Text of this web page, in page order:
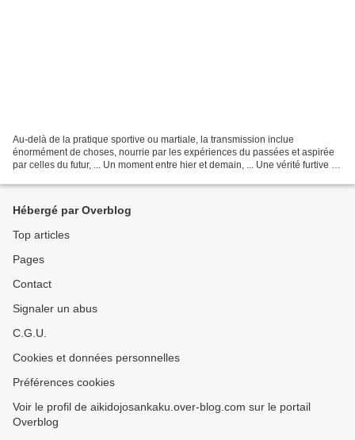
Au-delà de la pratique sportive ou martiale, la transmission inclue
énormément de choses, nourrie par les expériences du passées et aspirée
par celles du futur, ... Un moment entre hier et demain, ... Une vérité furtive et
Hébergé par Overblog
Top articles
Pages
Contact
Signaler un abus
C.G.U.
Cookies et données personnelles
Préférences cookies
Voir le profil de aikidojosankaku.over-blog.com sur le portail
Overblog